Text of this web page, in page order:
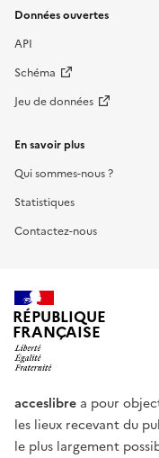
Données ouvertes
API
Schéma
Jeu de données
En savoir plus
Qui sommes-nous ?
Statistiques
Contactez-nous
RÉPUBLIQUE
FRANÇAISE
acceslibre a pour
les lieux recevant du
le plus largement